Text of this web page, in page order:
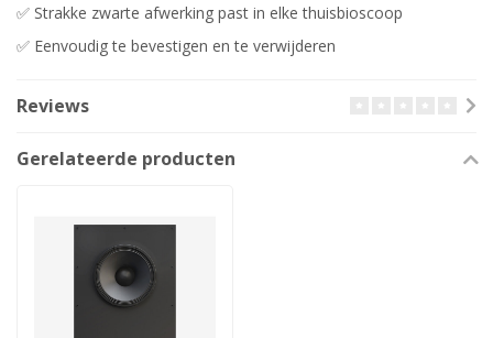
✅ Strakke zwarte afwerking past in elke thuisbioscoop
✅ Eenvoudig te bevestigen en te verwijderen
Reviews
Gerelateerde producten